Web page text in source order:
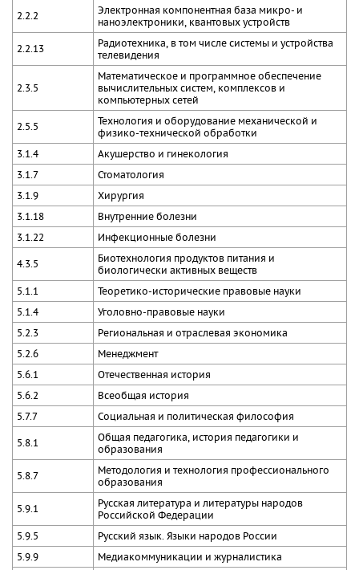
2.2.2
Электронная компонентная база микро- и
наноэлектроники, квантовых устройств
2.2.13
Радиотехника, в том числе системы и устройства
телевидения
2.3.5
Математическое и программное обеспечение
вычислительных систем, комплексов и
компьютерных сетей
2.5.5
Технология и оборудование механической и
физико-технической обработки
3.1.4
Акушерство и гинекология
3.1.7
Стоматология
3.1.9
Хирургия
3.1.18
Внутренние болезни
3.1.22
Инфекционные болезни
4.3.5
Биотехнология продуктов питания и
биологически активных веществ
5.1.1
Теоретико-исторические правовые науки
5.1.4
Уголовно-правовые науки
5.2.3
Региональная и отраслевая экономика
5.2.6
Менеджмент
5.6.1
Отечественная история
5.6.2
Всеобщая история
5.7.7
Социальная и политическая философия
5.8.1
Общая педагогика, история педагогики и
образования
5.8.7
Методология и технология профессионального
образования
5.9.1
Русская литература и литературы народов
Российской Федерации
5.9.5
Русский язык. Языки народов России
5.9.9
Медиакоммуникации и журналистика